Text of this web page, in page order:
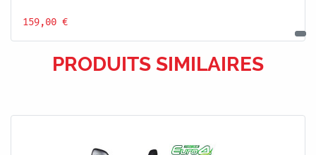
159,00 €
PRODUITS SIMILAIRES